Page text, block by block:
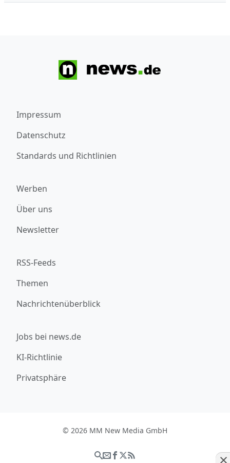
Impressum
Datenschutz
Standards und Richtlinien
Werben
Über uns
Newsletter
RSS-Feeds
Themen
Nachrichtenüberblick
Jobs bei news.de
KI-Richtlinie
Privatsphäre
© 2026 MM New Media GmbH